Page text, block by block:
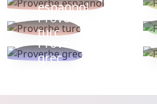
espagnol
Proverbe
turc
Proverbe
grec